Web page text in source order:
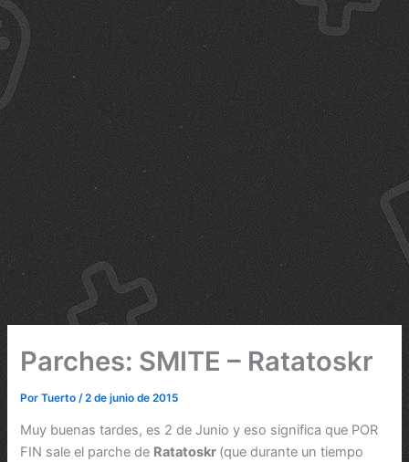
Parches: SMITE – Ratatoskr
PorTuerto /2 de junio de 2015
Muy buenas tardes, es 2 de Junio y eso significa que POR
FIN sale el parche de Ratatoskr (que durante un tiempo